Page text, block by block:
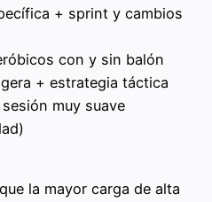
+ sprint y cambios
con y sin balón
+ estrategia táctica
muy suave
la mayor carga de alta